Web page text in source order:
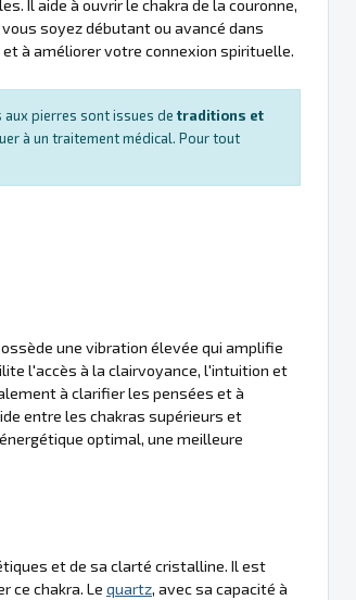
Il aide à ouvrir le chakra de la couronne,
soyez débutant ou avancé dans
à améliorer votre connexion spirituelle.
pierres sont issues de traditions et
à un traitement médical. Pour tout
une vibration élevée qui amplifie
l'accès à la clairvoyance, l'intuition et
à clarifier les pensées et à
entre les chakras supérieurs et
optimal, une meilleure
et de sa clarté cristalline. Il est
ce chakra. Le quartz, avec sa capacité à